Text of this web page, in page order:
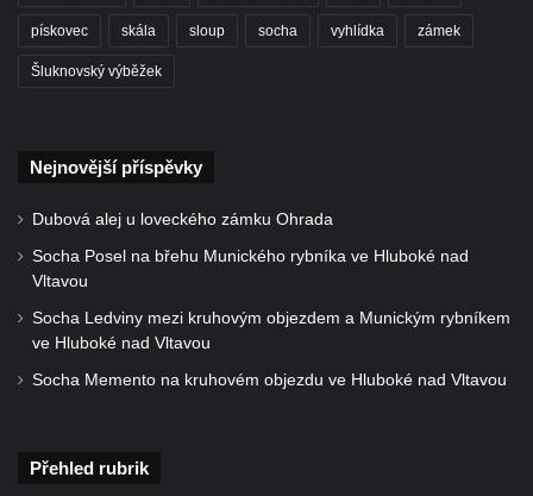
Socha světce severně od Lužce nad
Vltavou
Strom svobody a památník 100 let republiky
Hrobčicích
Sochy „Klaun a dívenka“ v parku v centru
Hrobčic
Socha svatého Antonína poustevníka v
Mirošovicích
pískovec skála sloup socha vyhlídka zámek
Šluknovský výběžek
Nejnovější příspěvky
Dubová alej u loveckého zámku Ohrada
Socha Posel na břehu Munického rybníka ve Hluboké nad
Vltavou
Socha Ledviny mezi kruhovým objezdem a Munickým rybníkem
ve Hluboké nad Vltavou
Socha Memento na kruhovém objezdu ve Hluboké nad Vltavou
Přehled rubrik